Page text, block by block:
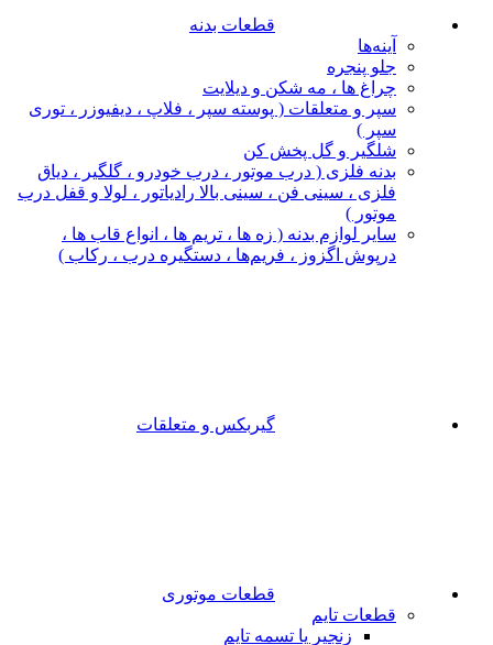
قطعات بدنه
آینه‌ها
جلو پنجره
چراغ‌ ها ، مه‌ شکن و دیلایت
سپر و متعلقات ( پوسته سپر ، فلاپ ، دیفیوزر ، توری
سپر )
شلگیر و گل‌ پخش‌ کن
بدنه فلزی ( درب موتور ، درب خودرو ، گلگیر ، دیاق
فلزی ، سینی فن ، سینی بالا رادیاتور ، لولا و قفل درب
موتور )
سایر لوازم بدنه ( زه ها ، تریم ها ، انواع قاب ها ،
درپوش اگزوز ، فریم‌ها ، دستگیره درب ، رکاب )
گیربکس و متعلقات
قطعات موتوری
قطعات تایم
زنجیر یا تسمه تایم